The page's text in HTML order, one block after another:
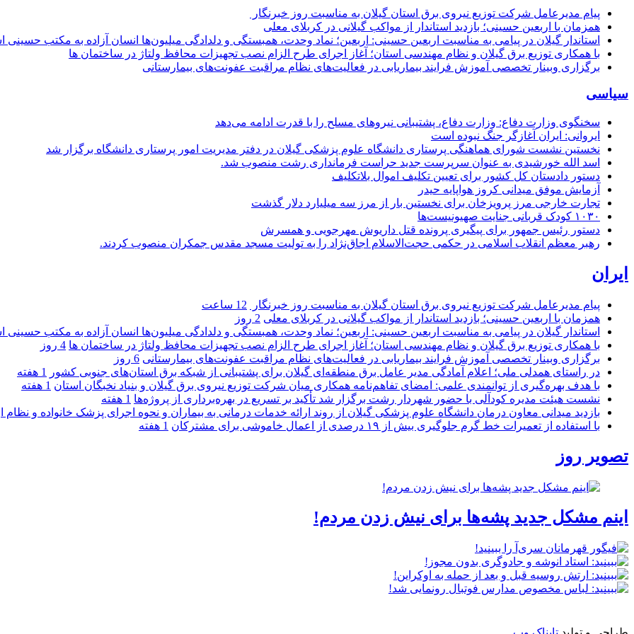
پیام مدیرعامل شركت توزیع نیروی برق استان گیلان به مناسبت روز خبرنگار ‌
همزمان با اربعین حسینی؛ بازدید استاندار از مواکب گیلانی در کربلای معلی
استاندار گیلان در پیامی به مناسبت اربعین حسینی: اربعین؛ نماد وحدت، همبستگی و دلدادگی میلیون‌ها انسان آزاده به مکتب
با همکاری توزیع برق گیلان و نظام مهندسی استان؛ آغاز اجرای طرح الزام نصب تجهیزات محافظ ولتاژ در ساختمان ها
برگزاری وبینار تخصصی آموزش فرایند بیماریابی در فعالیت‌های نظام مراقبت عفونت‌های بیمارستانی
سیاسی
سخنگوی وزارت دفاع: وزارت دفاع، پشتیبانی نیرو‌های مسلح را با قدرت ادامه می‌دهد
ایروانی: ایران آغازگر جنگ نبوده است
نخستین نشست شورای هماهنگی پرستاری دانشگاه علوم پزشکی گیلان در دفتر مدیریت امور پرستاری دانشگاه برگزار شد
اسد الله خورشیدی به عنوان سرپرست جدید حراست فرمانداری رشت منصوب شد.
دستور دادستان کل کشور برای تعیین تکلیف اموال بلاتکلیف
آزمایش موفق میدانی کروز هواپایه حیدر
تجارت خارجی مرز پرویزخان برای نخستین بار از مرز سه میلیارد دلار گذشت
۱۰۳۰ کودک قربانی جنایت صهیونیست‌ها
دستور رئیس جمهور برای پیگیری پرونده قتل داریوش مهرجویی و همسرش
رهبر معظم انقلاب اسلامی در حکمی حجت‌الاسلام اجاق‌نژاد را به تولیت مسجد مقدس جمکران منصوب کردند.
ایران
پیام مدیرعامل شركت توزیع نیروی برق استان گیلان به مناسبت روز خبرنگار ‌
12 ساعت
همزمان با اربعین حسینی؛ بازدید استاندار از مواکب گیلانی در کربلای معلی 2 روز
استاندار گیلان در پیامی به مناسبت اربعین حسینی: اربعین؛ نماد وحدت، همبستگی و دلدادگی میلیون‌ها انسان آزاده به مکتب
با همکاری توزیع برق گیلان و نظام مهندسی استان؛ آغاز اجرای طرح الزام نصب تجهیزات محافظ ولتاژ در ساختمان ها 4 روز
برگزاری وبینار تخصصی آموزش فرایند بیماریابی در فعالیت‌های نظام مراقبت عفونت‌های بیمارستانی 6 روز
در راستای همدلی ملی؛ اعلام آمادگی مدیر عامل برق منطقه‌ای گیلان برای پشتیبانی از شبكه برق استان‌های جنوبی كشور
1 هفته
با هدف بهره‌گیری از توانمندی علمی: امضای تفاهم‌نامه همكاری میان شركت توزیع نیروی برق گیلان و بنیاد نخبگان استان 1 هفته
نشست هیئت مدیره کودآلی با حضور شهردار رشت برگزار شد تأکید بر تسریع در بهره‌برداری از پروژه‌ها 1 هفته
بازدید میدانی معاون درمان دانشگاه علوم پزشکی گیلان از روند ارائه خدمات درمانی به بیماران و نحوه اجرای پزشک خانواده و
با استفاده از تعمیرات خط گرم جلوگیری بیش از ۱۹ درصدی از اعمال خاموشی برای مشتركان
1 هفته
تصویر روز
اینم مشکل جدید پشه‌ها برای نیش زدن مردم!